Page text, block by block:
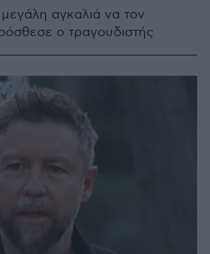
αγκαλιά να τον
ο τραγουδιστής